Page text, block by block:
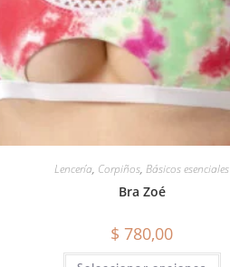
Lencería, Corpiños,Básicos esenciales
Bra Zoé
$ 780,00